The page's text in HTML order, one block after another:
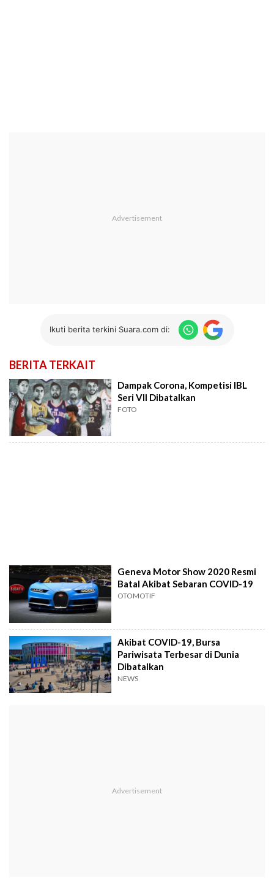
Ikuti berita terkini Suara.com di:
BERITA TERKAIT
Dampak Corona, Kompetisi IBL
Seri VII Dibatalkan
FOTO
Geneva Motor Show 2020 Resmi
Batal Akibat Sebaran COVID-19
OTOMOTIF
Akibat COVID-19, Bursa
Pariwisata Terbesar di Dunia
Dibatalkan
NEWS